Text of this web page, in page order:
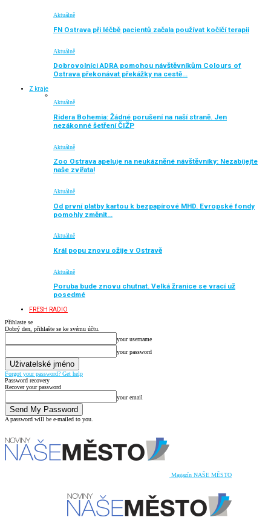
Aktuálně
FN Ostrava při léčbě pacientů začala používat kočičí terapii
Aktuálně
Dobrovolníci ADRA pomohou návštěvníkům Colours of
Ostrava překonávat překážky na cestě…
Z kraje
Aktuálně
Ridera Bohemia: Žádné porušení na naší straně. Jen
nezákonné šetření ČIŽP
Aktuálně
Zoo Ostrava apeluje na neukázněné návštěvníky: Nezabíjejte
naše zvířata!
Aktuálně
Od první platby kartou k bezpapírové MHD. Evropské fondy
pomohly změnit…
Aktuálně
Král popu znovu ožije v Ostravě
Aktuálně
Poruba bude znovu chutnat. Velká žranice se vrací už
posedmé
FRESH RADIO
Přihlaste se
Dobrý den, přihlašte se ke svému účtu.
your username
your password
Forgot your password? Get help
Password recovery
Recover your password
your email
A password will be e-mailed to you.
Magazín NAŠE MĚSTO